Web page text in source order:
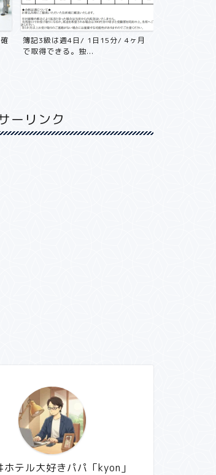
簿記3級は週4日/ 1日15分/ 4ヶ月
で取得できる。独...
ーリンク
ホテル大好きパパ「kyon」